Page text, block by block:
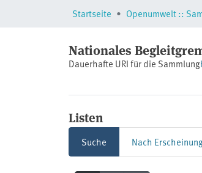
Startseite Openumwelt ::
Nationales
Dauerhafte URI für die Sammlung
Listen
Suche Nach